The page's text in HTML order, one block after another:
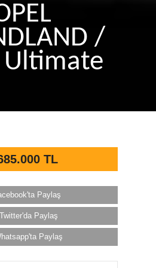
/
Ultimate
TL
Paylaş
Twitter'da Paylaş
Paylaş